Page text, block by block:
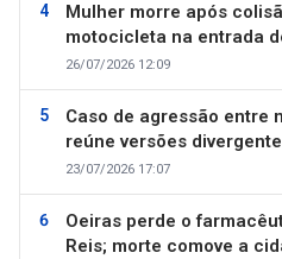
Mulher morre após
motocicleta na entrada
26/07/2026 12:09
Caso de agressão entre
reúne versões
23/07/2026 17:07
Oeiras perde o
Reis; morte comove a